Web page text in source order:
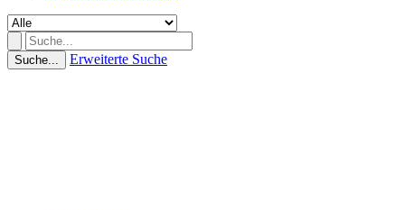
Suche... Erweiterte Suche
(0